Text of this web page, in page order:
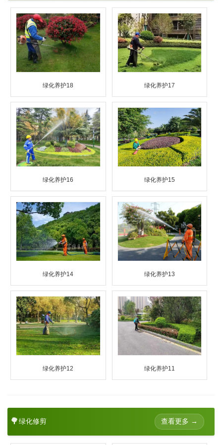
绿化养护18 绿化养护17
绿化养护16 绿化养护15
绿化养护14 绿化养护13
绿化养护12 绿化养护11
🌳绿化修剪 查看更多 →